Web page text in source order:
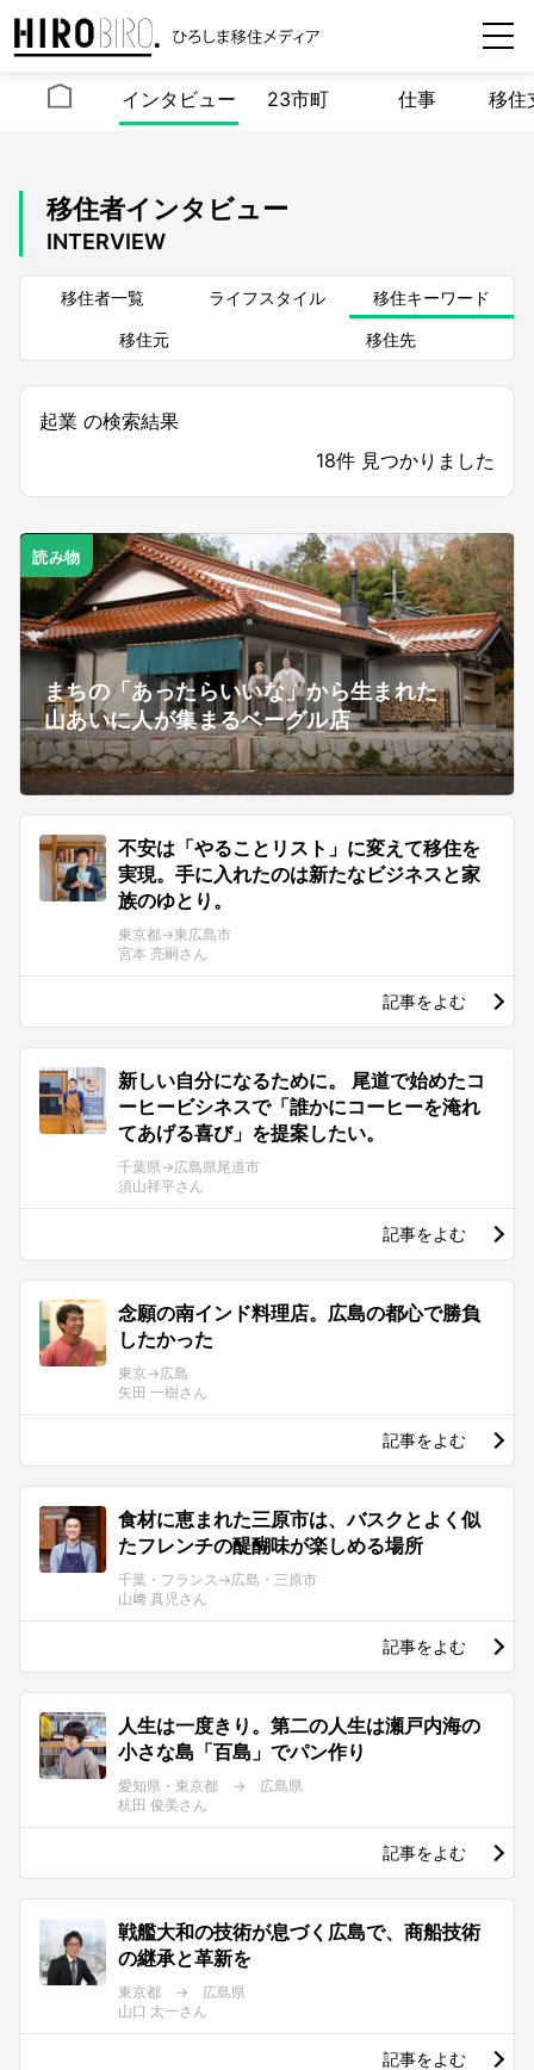
インタビュー 23市町 仕事 移住
移住者インタビュー
INTERVIEW
移住者一覧 ライフスタイル 移住キーワード
移住元 移住先
起業 の検索結果
18件 見つかりました
読み物
まちの「あったらいいな」から生まれた
山あいに人が集まるベーグル店
不安は「やることリスト」に変えて移住を
実現。手に入れたのは新たなビジネスと家
族のゆとり。
東京都→東広島市
宮本 亮嗣さん
記事をよむ
新しい自分になるために。 尾道で始めたコ
ーヒービシネスで「誰かにコーヒーを淹れ
てあげる喜び」を提案したい。
千葉県→広島県尾道市
須山祥平さん
記事をよむ
念願の南インド料理店。広島の都心で勝負
したかった
東京→広島
矢田 一樹さん
記事をよむ
食材に恵まれた三原市は、バスクとよく似
たフレンチの醍醐味が楽しめる場所
千葉・フランス→広島・三原市
山﨑 真児さん
記事をよむ
人生は一度きり。第二の人生は瀬戸内海の
小さな島「百島」でパン作り
愛知県・東京都 → 広島県
杭田 俊美さん
記事をよむ
戦艦大和の技術が息づく広島で、商船技術
の継承と革新を
東京都 → 広島県
山口 太一さん
記事をよむ